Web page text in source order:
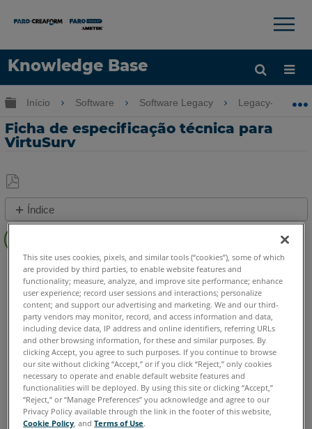
Knowledge Base
Idioma
×
Expandir/recolher hierarquia global
Início Software Software Legacy Legacy-
Ficha de especificação técnica para
VirtuSurv
Salvar
como
PDF
Índice
Consulte
também
CAD Plugin VirtuSurv
Alemão Chinês Coreano Espanhol Francês Inglês
Italiano Japonês Português
This site uses cookies, pixels, and similar tools (“cookies”), some of which
are provided by third parties, to enable website features and
functionality; measure, analyze, and improve site performance; enhance
user experience; record user sessions and interactions; personalize
content; and support our advertising and marketing. We and our third-
party vendors may monitor, record, and access information and data,
including device data, IP address and online identifiers, referring URLs
and other browsing information, for these and similar purposes. By
clicking Accept, you agree to such purposes. If you continue to browse
our site without clicking “Accept,” or if you click “Reject,” only cookies
necessary to operate and enable default website features and
functionalities will be deployed. By using this site or clicking “Accept,”
“Reject,” or “Manage Preferences” you acknowledge and agree to our
Privacy Policy available through the link in the footer of this website,
Cookie Policy , andTerms of Use.